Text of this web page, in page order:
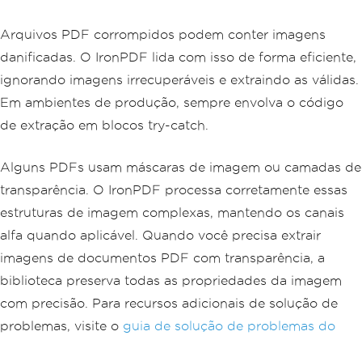
Arquivos PDF corrompidos podem conter imagens
danificadas. O IronPDF lida com isso de forma eficiente,
ignorando imagens irrecuperáveis ​​e extraindo as válidas.
Em ambientes de produção, sempre envolva o código
de extração em blocos try-catch.
Alguns PDFs usam máscaras de imagem ou camadas de
transparência. O IronPDF processa corretamente essas
estruturas de imagem complexas, mantendo os canais
alfa quando aplicável. Quando você precisa extrair
imagens de documentos PDF com transparência, a
biblioteca preserva todas as propriedades da imagem
com precisão. Para recursos adicionais de solução de
problemas, visite o guia de solução de problemas do